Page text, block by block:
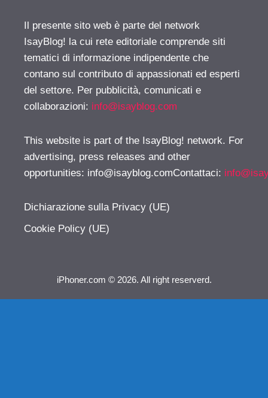
Il presente sito web è parte del network
IsayBlog! la cui rete editoriale comprende siti
tematici di informazione indipendente che
contano sul contributo di appassionati ed esperti
del settore. Per pubblicità, comunicati e
collaborazioni: info@isayblog.com
This website is part of the IsayBlog! network. For
advertising, press releases and other
opportunities: info@isayblog.comContattaci:
Dichiarazione sulla Privacy (UE)
Cookie Policy (UE)
iPhoner.com © 2026. All right reserverd.